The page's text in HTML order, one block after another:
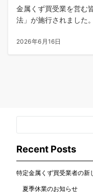
金属くず買受業を営む
法」が施行されました
2026年6月16日
Recent Posts
特定金属くず買受業者の新
夏季休業のお知らせ